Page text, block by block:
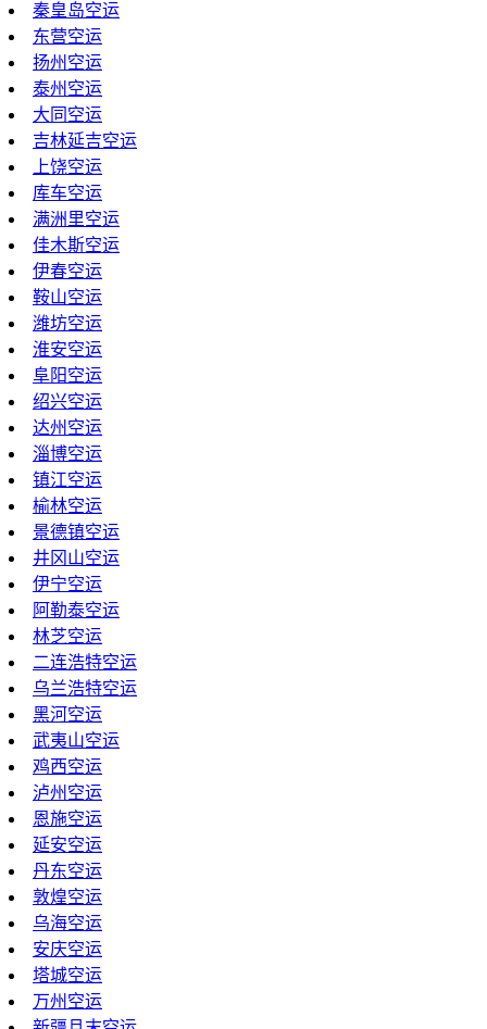
秦皇岛空运
东营空运
扬州空运
泰州空运
大同空运
吉林延吉空运
上饶空运
库车空运
满洲里空运
佳木斯空运
伊春空运
鞍山空运
潍坊空运
淮安空运
阜阳空运
绍兴空运
达州空运
淄博空运
镇江空运
榆林空运
景德镇空运
井冈山空运
伊宁空运
阿勒泰空运
林芝空运
二连浩特空运
乌兰浩特空运
黑河空运
武夷山空运
鸡西空运
泸州空运
恩施空运
延安空运
丹东空运
敦煌空运
乌海空运
安庆空运
塔城空运
万州空运